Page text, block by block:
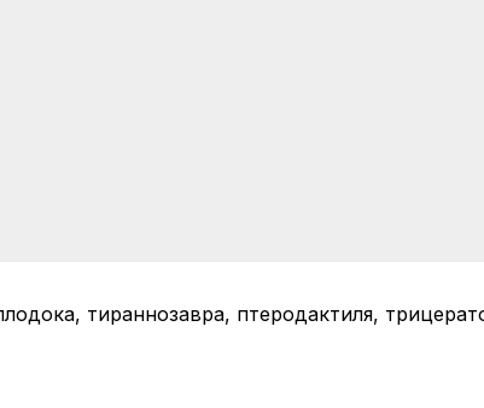
тираннозавра, птеродактиля,